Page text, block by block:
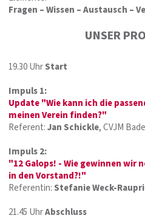
Fragen – Wissen – Austausch –
UNSER
19.30 UhrStart
Impuls 1:
Update "Wie kann ich die
meinen Verein finden?"
Referent:Jan Schickle, CVJM
Impuls 2:
"12 Galops! - Wie gewinnen wir
in den Vorstand?!"
Referentin: Stefanie Weck-
21.45 UhrAbschluss